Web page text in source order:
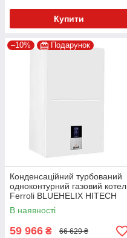
Купити
–10% Подарунок
Конденсаційний турбований
одноконтурний газовий котел
Ferroli BLUEHELIX HITECH
RRT 34 Н
В наявності
59 966 ₴ 66 629 ₴